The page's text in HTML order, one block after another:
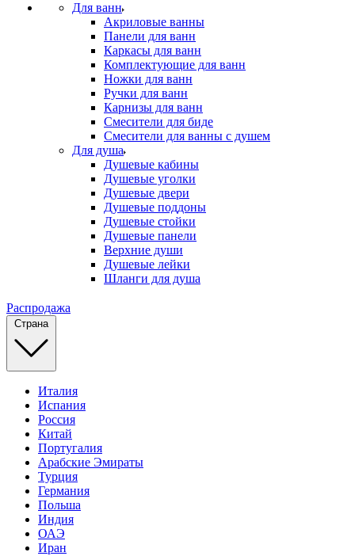
Для ванн
Акриловые ванны
Панели для ванн
Каркасы для ванн
Комплектующие для ванн
Ножки для ванн
Ручки для ванн
Карнизы для ванн
Смесители для биде
Смесители для ванны с душем
Для душа
Душевые кабины
Душевые уголки
Душевые двери
Душевые поддоны
Душевые стойки
Душевые панели
Верхние души
Душевые лейки
Шланги для душа
Распродажа
Страна
Италия
Испания
Россия
Китай
Португалия
Арабские Эмираты
Турция
Германия
Польша
Индия
ОАЭ
Иран